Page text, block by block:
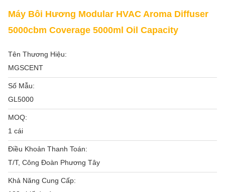
Máy Bôi Hương Modular HVAC Aroma Diffuser
5000cbm Coverage 5000ml Oil Capacity
Tên Thương Hiệu:
MGSCENT
Số Mẫu:
GL5000
MOQ:
1 cái
Điều Khoản Thanh Toán:
T/T, Công Đoàn Phương Tây
Khả Năng Cung Cấp: